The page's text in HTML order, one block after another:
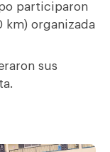
participaron
km) organizada
sus